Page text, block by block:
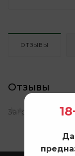
ОТЗЫВЫ
Отзывы
Загрузка